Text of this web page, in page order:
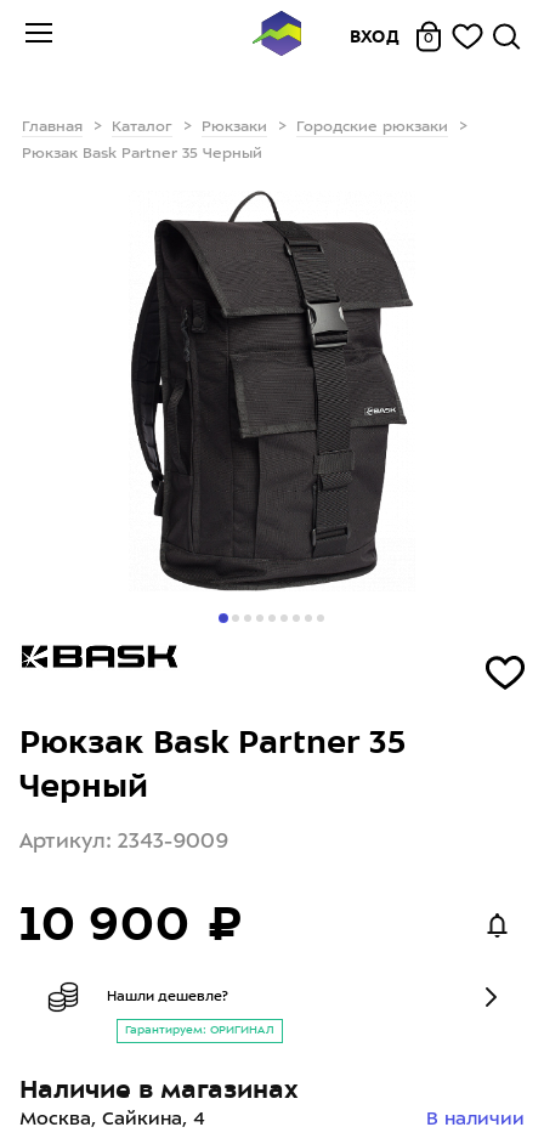
ВХОД 0
Главная Каталог Рюкзаки
Городские рюкзаки
Рюкзак Bask Partner 35 Черный
Рюкзак Bask Partner 35
Черный
Артикул: 2343-9009
10 900 ₽
Нашли дешевле?
Гарантируем: ОРИГИНАЛ
Наличие в магазинах
Москва, Сайкина, 4 В наличии